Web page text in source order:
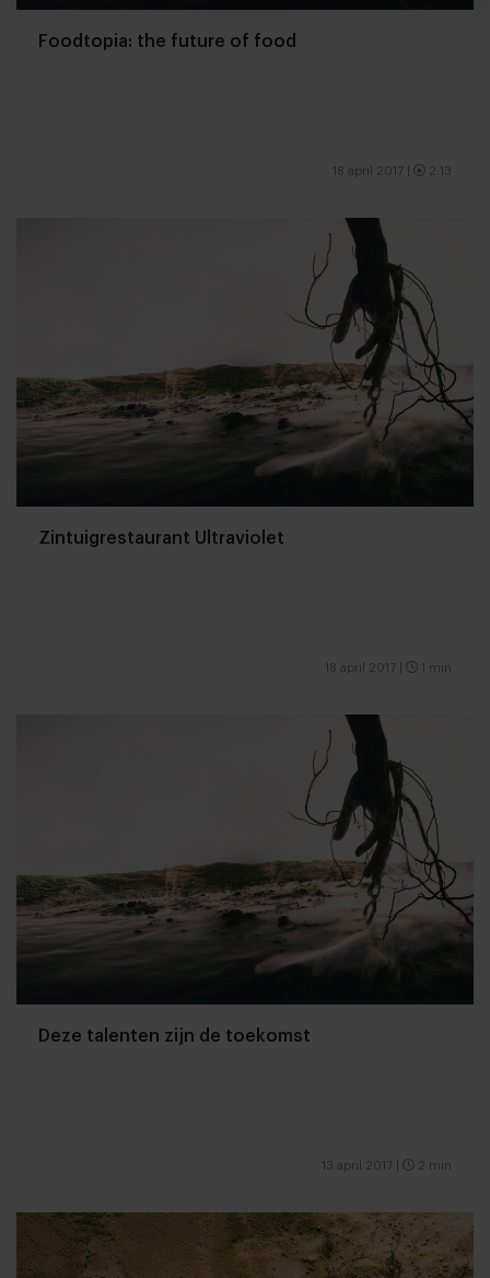
Foodtopia: the future of food
18 april 2017 2:13
Zintuigrestaurant Ultraviolet
18 april 2017 1 min
Deze talenten zijn de toekomst
13 april 2017 2 min